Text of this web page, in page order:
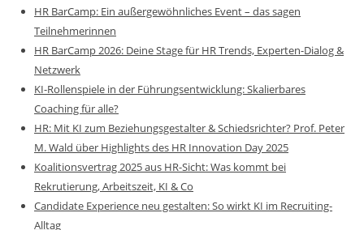
HR BarCamp: Ein außergewöhnliches Event – das sagen
Teilnehmerinnen
HR BarCamp 2026: Deine Stage für HR Trends, Experten-Dialog &
Netzwerk
KI-Rollenspiele in der Führungsentwicklung: Skalierbares
Coaching für alle?
HR: Mit KI zum Beziehungsgestalter & Schiedsrichter? Prof. Peter
M. Wald über Highlights des HR Innovation Day 2025
Koalitionsvertrag 2025 aus HR-Sicht: Was kommt bei
Rekrutierung, Arbeitszeit, KI & Co
Candidate Experience neu gestalten: So wirkt KI im Recruiting-
Alltag